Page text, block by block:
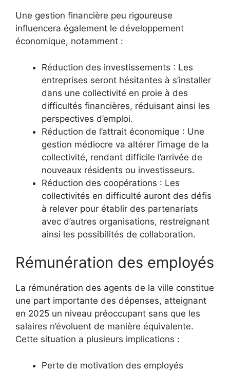
Une gestion financière peu rigoureuse
influencera également le développement
économique, notamment :
Réduction des investissements : Les
entreprises seront hésitantes à s’installer
dans une collectivité en proie à des
difficultés financières, réduisant ainsi les
perspectives d’emploi.
Réduction de l’attrait économique : Une
gestion médiocre va altérer l’image de la
collectivité, rendant difficile l’arrivée de
nouveaux résidents ou investisseurs.
Réduction des coopérations : Les
collectivités en difficulté auront des défis
à relever pour établir des partenariats
avec d’autres organisations, restreignant
ainsi les possibilités de collaboration.
Rémunération des employés
La rémunération des agents de la ville constitue
une part importante des dépenses, atteignant
en 2025 un niveau préoccupant sans que les
salaires n’évoluent de manière équivalente.
Cette situation a plusieurs implications :
Perte de motivation des employés